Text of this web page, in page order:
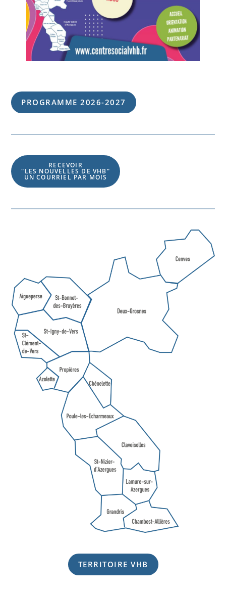
PROGRAMME 2026-2027
RECEVOIR
"LES NOUVELLES DE VHB"
UN COURRIEL PAR MOIS
TERRITOIRE VHB